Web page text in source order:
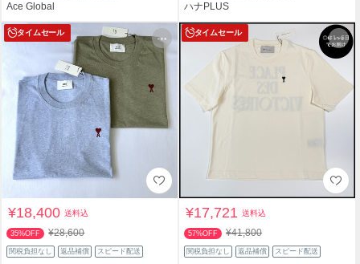
Ace Global ハナPLUS
タイムセール
¥18,400送料込
35%OFF ¥28,600
関税負担なし 返品補償 スピード配送
タイムセール
¥17,721送料込
57%OFF ¥41,800
関税負担なし 返品補償 スピード配送